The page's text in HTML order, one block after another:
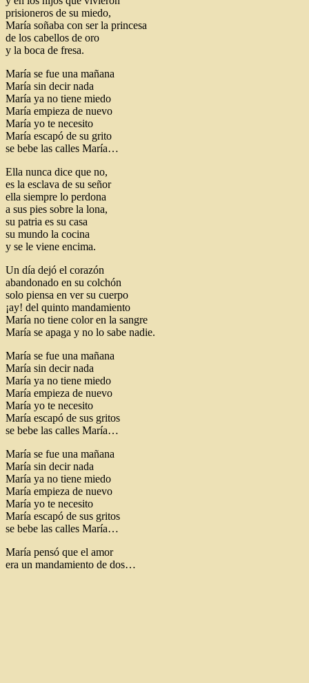
prisioneros de su miedo,
María soñaba con ser la princesa
de los cabellos de oro
y la boca de fresa.
María se fue una mañana
María sin decir nada
María ya no tiene miedo
María empieza de nuevo
María yo te necesito
María escapó de su grito
se bebe las calles María…
Ella nunca dice que no,
es la esclava de su señor
ella siempre lo perdona
a sus pies sobre la lona,
su patria es su casa
su mundo la cocina
y se le viene encima.
Un día dejó el corazón
abandonado en su colchón
solo piensa en ver su cuerpo
¡ay! del quinto mandamiento
María no tiene color en la sangre
María se apaga y no lo sabe nadie.
María se fue una mañana
María sin decir nada
María ya no tiene miedo
María empieza de nuevo
María yo te necesito
María escapó de sus gritos
se bebe las calles María…
María se fue una mañana
María sin decir nada
María ya no tiene miedo
María empieza de nuevo
María yo te necesito
María escapó de sus gritos
se bebe las calles María…
María pensó que el amor
era un mandamiento de dos…